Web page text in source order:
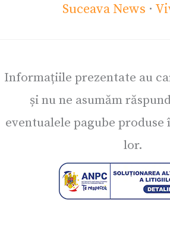
Suceava News ·
Informațiile prezentate au
și nu ne asumăm
eventualele pagube
lor.